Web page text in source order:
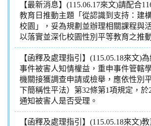
【最新消息】(115.06.17來文)請配合
教育日推動主題「從認識到支持：建
校園」，妥為規劃並辦理相關課程與
以落實並深化校園性別平等教育之推
【函釋及處理指引】(115.05.18來文)
事件被害人知情權益，重申事件管轄
機關接獲調查申請或檢舉，應依性別
下簡稱性平法）第32條第1項規定，於
通知被害人是否受理。
【函釋及處理指引】(115.05.18來文)